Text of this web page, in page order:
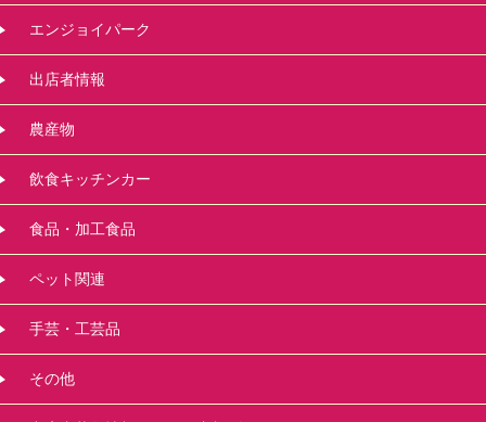
エンジョイパーク
出店者情報
農産物
飲食キッチンカー
食品・加工食品
ペット関連
手芸・工芸品
その他